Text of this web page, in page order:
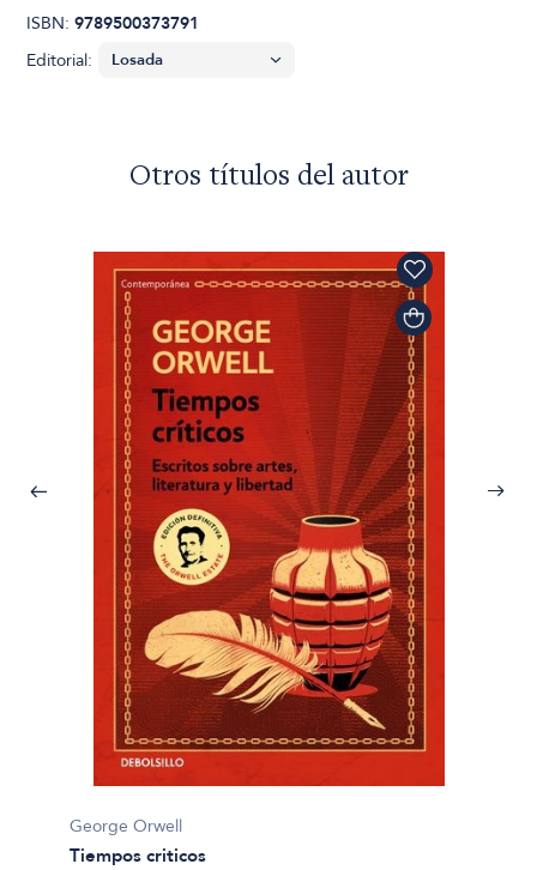
ISBN:9789500373791
Editorial:
Otros títulos del autor
George Orwell
Tiempos criticos